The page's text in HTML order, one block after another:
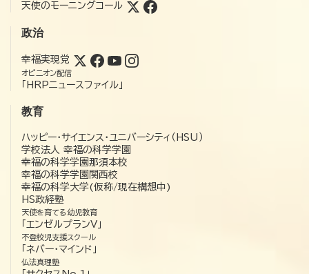
天使のモーニングコール
政治
幸福実現党
オピニオン配信
「HRPニュースファイル」
教育
ハッピー・サイエンス・ユニバーシティ（HSU）
学校法人 幸福の科学学園
幸福の科学学園那須本校
幸福の科学学園関西校
幸福の科学大学(仮称/現在構想中)
HS政経塾
天使を育てる幼児教育
「エンゼルプランV」
不登校児支援スクール
「ネバー・マインド」
仏法真理塾